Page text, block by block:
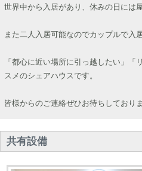
世界中から入居があり、休みの日には
また二人入居可能なのでカップルで入
「都心に近い場所に引っ越したい」
スメのシェアハウスです。
皆様からのご連絡ぜひお待ちしておりま
共有設備